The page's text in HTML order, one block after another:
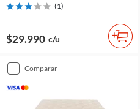
(1)
$29.990 c/u
comparar